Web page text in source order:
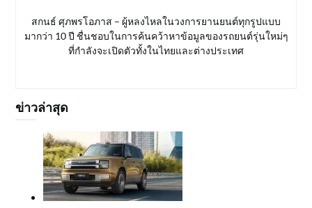
สกนธ์ ศุภพรโอภาส – ผู้หลงไหลในวงการยานยนต์ทุกรูปแบบ
มากว่า 10 ปี ชื่นชอบในการค้นคว้าหาข้อมูลของรถยนต์รุ่นใหม่ๆ
ที่กำลังจะเปิดตัวทั้งในไทยและต่างประเทศ
ข่าวล่าสุด